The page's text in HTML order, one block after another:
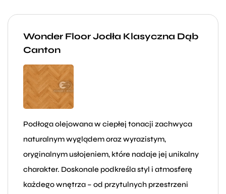
Wonder Floor Jodła Klasyczna Dąb
Canton
Podłoga olejowana w ciepłej tonacji zachwyca
naturalnym wyglądem oraz wyrazistym,
oryginalnym usłojeniem, które nadaje jej unikalny
charakter. Doskonale podkreśla styl i atmosferę
każdego wnętrza – od przytulnych przestrzeni